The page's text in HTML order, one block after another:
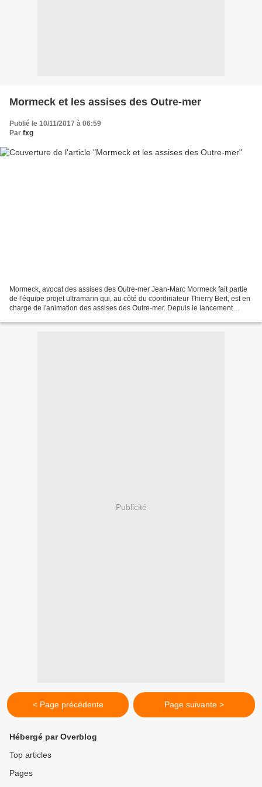
Mormeck et les assises des Outre-mer
Publié le 10/11/2017 à 06:59
Par fxg
Mormeck, avocat des assises des Outre-mer Jean-Marc Mormeck fait partie
de l'équipe projet ultramarin qui, au côté du coordinateur Thierry Bert, est en
charge de l'animation des assises des Outre-mer. Depuis le lancement
Publicité
< Page précédente Page suivante >
Hébergé par Overblog
Top articles
Pages